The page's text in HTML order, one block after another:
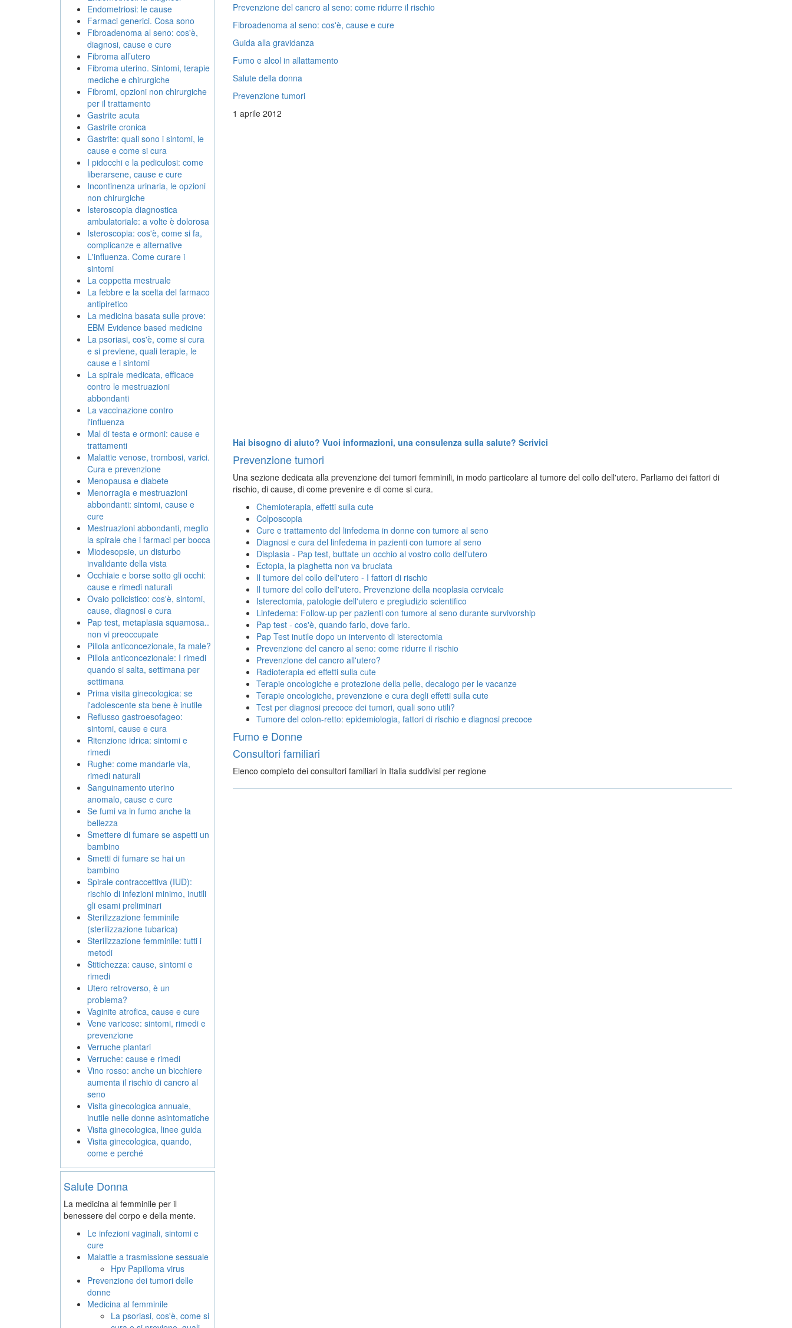
Prevenzione del cancro al seno: come ridurre il rischio
Fibroadenoma al seno: cos'è, cause e cure
Guida alla gravidanza
Fumo e alcol in allattamento
Salute della donna
Prevenzione tumori
1 aprile 2012
Hai bisogno di aiuto? Vuoi informazioni, una consulenza sulla salute? Scrivici
Prevenzione tumori
Una sezione dedicata alla prevenzione dei tumori femminili, in modo particolare al tumore del collo dell'utero. Parliamo dei fattori di
rischio, di cause, di come prevenire e di come si cura.
Chemioterapia, effetti sulla cute
Colposcopia
Cure e trattamento del linfedema in donne con tumore al seno
Diagnosi e cura del linfedema in pazienti con tumore al seno
Displasia - Pap test, buttate un occhio al vostro collo dell'utero
Ectopia, la piaghetta non va bruciata
Il tumore del collo dell'utero - I fattori di rischio
Il tumore del collo dell'utero. Prevenzione della neoplasia cervicale
Isterectomia, patologie dell'utero e pregiudizio scientifico
Linfedema: Follow-up per pazienti con tumore al seno durante survivorship
Pap test - cos'è, quando farlo, dove farlo.
Pap Test inutile dopo un intervento di isterectomia
Prevenzione del cancro al seno: come ridurre il rischio
Prevenzione del cancro all'utero?
Radioterapia ed effetti sulla cute
Terapie oncologiche e protezione della pelle, decalogo per le vacanze
Terapie oncologiche, prevenzione e cura degli effetti sulla cute
Test per diagnosi precoce dei tumori, quali sono utili?
Tumore del colon-retto: epidemiologia, fattori di rischio e diagnosi precoce
Fumo e Donne
Consultori familiari
Elenco completo dei consultori familiari in Italia suddivisi per regione
Endometriosi: le cause
Farmaci generici. Cosa sono
Fibroadenoma al seno: cos'è,
diagnosi, cause e cure
Fibroma all’utero
Fibroma uterino. Sintomi, terapie
mediche e chirurgiche
Fibromi, opzioni non chirurgiche
per il trattamento
Gastrite acuta
Gastrite cronica
Gastrite: quali sono i sintomi, le
cause e come si cura
I pidocchi e la pediculosi: come
liberarsene, cause e cure
Incontinenza urinaria, le opzioni
non chirurgiche
Isteroscopia diagnostica
ambulatoriale: a volte è dolorosa
Isteroscopia: cos'è, come si fa,
complicanze e alternative
L'influenza. Come curare i
sintomi
La coppetta mestruale
La febbre e la scelta del farmaco
antipiretico
La medicina basata sulle prove:
EBM Evidence based medicine
La psoriasi, cos'è, come si cura
e si previene, quali terapie, le
cause e i sintomi
La spirale medicata, efficace
contro le mestruazioni
abbondanti
La vaccinazione contro
l'influenza
Mal di testa e ormoni: cause e
trattamenti
Malattie venose, trombosi, varici.
Cura e prevenzione
Menopausa e diabete
Menorragia e mestruazioni
abbondanti: sintomi, cause e
cure
Mestruazioni abbondanti, meglio
la spirale che i farmaci per bocca
Miodesopsie, un disturbo
invalidante della vista
Occhiaie e borse sotto gli occhi:
cause e rimedi naturali
Ovaio policistico: cos'è, sintomi,
cause, diagnosi e cura
Pap test, metaplasia squamosa..
non vi preoccupate
Pillola anticoncezionale, fa male?
Pillola anticoncezionale: I rimedi
quando si salta, settimana per
settimana
Prima visita ginecologica: se
l'adolescente sta bene è inutile
Reflusso gastroesofageo:
sintomi, cause e cura
Ritenzione idrica: sintomi e
rimedi
Rughe: come mandarle via,
rimedi naturali
Sanguinamento uterino
anomalo, cause e cure
Se fumi va in fumo anche la
bellezza
Smettere di fumare se aspetti un
bambino
Smetti di fumare se hai un
bambino
Spirale contraccettiva (IUD):
rischio di infezioni minimo, inutili
gli esami preliminari
Sterilizzazione femminile
(sterilizzazione tubarica)
Sterilizzazione femminile: tutti i
metodi
Stitichezza: cause, sintomi e
rimedi
Utero retroverso, è un
problema?
Vaginite atrofica, cause e cure
Vene varicose: sintomi, rimedi e
prevenzione
Verruche plantari
Verruche: cause e rimedi
Vino rosso: anche un bicchiere
aumenta il rischio di cancro al
seno
Visita ginecologica annuale,
inutile nelle donne asintomatiche
Visita ginecologica, linee guida
Visita ginecologica, quando,
come e perché
Salute Donna
La medicina al femminile per il
benessere del corpo e della mente.
Le infezioni vaginali, sintomi e
cure
Malattie a trasmissione sessuale
Hpv Papilloma virus
Prevenzione dei tumori delle
donne
Medicina al femminile
La psoriasi, cos'è, come si